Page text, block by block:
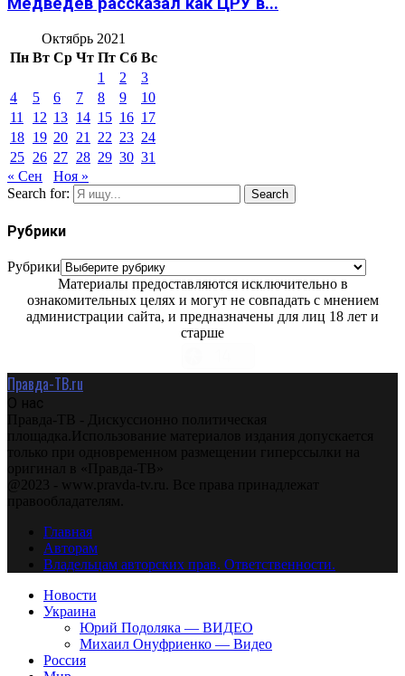
Октябрь 2021
Пн Вт Ср Чт Пт Сб Вс
1
2
3
4
5 6 7 8 9
10
11
12 13 14 15 16 17
18 19 20 21 22 23 24
25 26 27 28 29 30 31
« Сен
Ноя »
Search for:
Search
Рубрики
Рубрики
Материалы предоставляются исключительно в
ознакомительных целях и могут не совпадать с мнением
администрации сайта, и предназначены для лиц 18 лет и
старше
Правда-ТВ.ru
О нас
Правда-ТВ - Дискуссионно политическая
площадка.Использование материалов издания допускается
только при одновременном размещении гиперссылки на
оригинал в «Правда-ТВ»
@2023 - www.pravda-tv.ru. Все права принадлежат
правообладателям.
Главная
Авторам
Владельцам авторских прав. Ответственности.
Новости
Украина
Юрий Подоляка — ВИДЕО
Михаил Онуфриенко — Видео
Россия